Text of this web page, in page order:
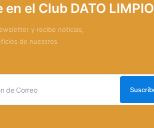
el Club DATO LIMPIO
y recibe noticias,
de nuestros